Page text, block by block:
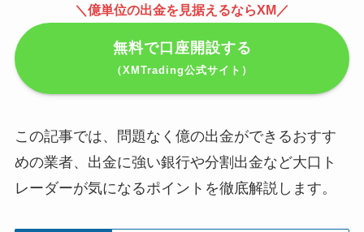
＼億単位の出金を見据えるならXM／
無料で口座開設する
（XMTrading公式サイト）
この記事では、問題なく億の出金ができるおすす
めの業者、出金に強い銀行や分割出金など大口ト
レーダーが気になるポイントを徹底解説します。